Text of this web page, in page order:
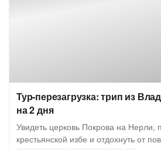
Тур-перезагрузка: трип из
на 2 дня
Увидеть церковь Покрова на Нерли,
крестьянской избе и отдохнуть от